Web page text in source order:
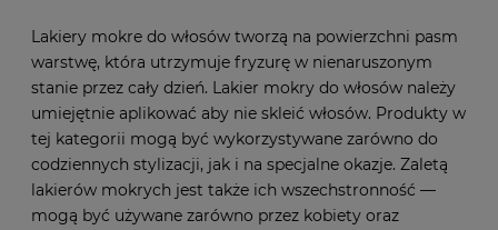
Lakiery mokre do włosów tworzą na powierzchni pasm
warstwę, która utrzymuje fryzurę w nienaruszonym
stanie przez cały dzień. Lakier mokry do włosów należy
umiejętnie aplikować aby nie skleić włosów. Produkty w
tej kategorii mogą być wykorzystywane zarówno do
codziennych stylizacji, jak i na specjalne okazje. Zaletą
lakierów mokrych jest także ich wszechstronność —
mogą być używane zarówno przez kobiety oraz